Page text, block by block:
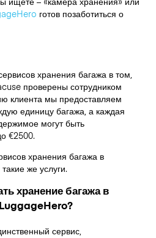
готов позаботиться о
хранения багажа в том,
проверены сотрудником
клиента мы предоставляем
единицу багажа, а каждая
могут быть
€2500.
хранения багажа в
же услуги.
хранение багажа в
сервис,